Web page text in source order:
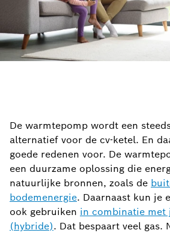
De warmtepomp wordt een
alternatief voor de cv-ketel. En
goede redenen voor. De
een duurzame oplossing die
natuurlijke bronnen, zoals de
bodemenergie. Daarnaast kun je
ook gebruiken in combinatie met
(hybride). Dat bespaart veel gas.